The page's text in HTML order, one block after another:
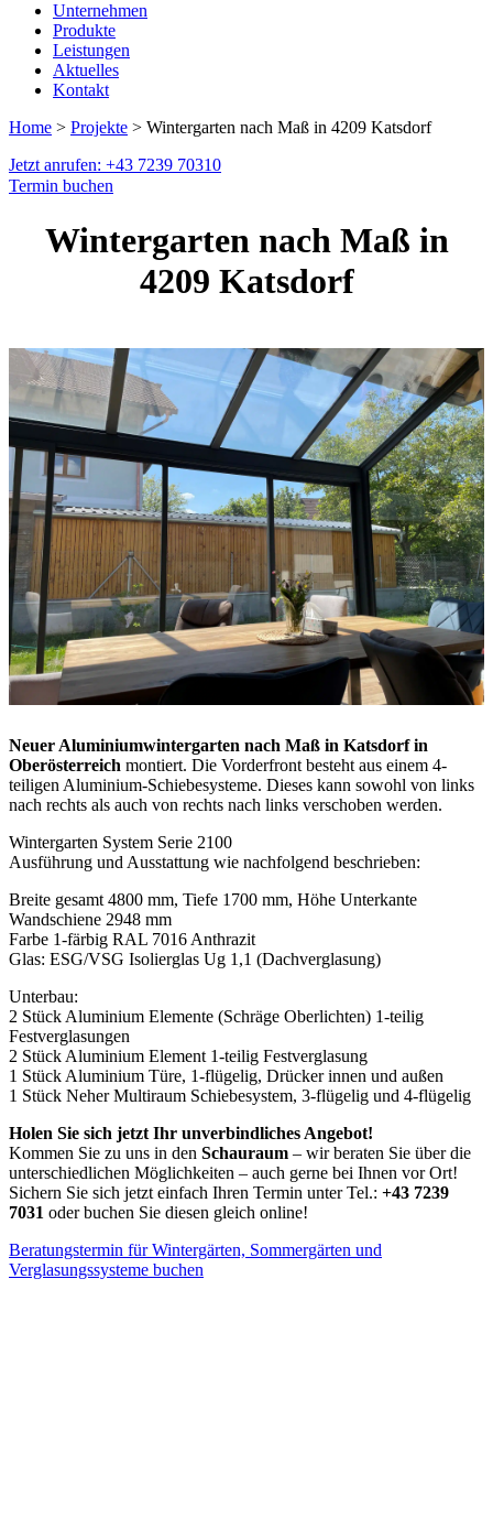
Unternehmen
Produkte
Leistungen
Aktuelles
Kontakt
Home > Projekte > Wintergarten nach Maß in 4209 Katsdorf
Jetzt anrufen: +43 7239 70310
Termin buchen
Wintergarten nach Maß in
4209 Katsdorf
Neuer Aluminiumwintergarten nach Maß in Katsdorf in
Oberösterreich montiert. Die Vorderfront besteht aus einem 4-
teiligen Aluminium-Schiebesysteme. Dieses kann sowohl von links
nach rechts als auch von rechts nach links verschoben werden.
Wintergarten System Serie 2100
Ausführung und Ausstattung wie nachfolgend beschrieben:
Breite gesamt 4800 mm, Tiefe 1700 mm, Höhe Unterkante
Wandschiene 2948 mm
Farbe 1-färbig RAL 7016 Anthrazit
Glas: ESG/VSG Isolierglas Ug 1,1 (Dachverglasung)
Unterbau:
2 Stück Aluminium Elemente (Schräge Oberlichten) 1-teilig
Festverglasungen
2 Stück Aluminium Element 1-teilig Festverglasung
1 Stück Aluminium Türe, 1-flügelig, Drücker innen und außen
1 Stück Neher Multiraum Schiebesystem, 3-flügelig und 4-flügelig
Holen Sie sich jetzt Ihr unverbindliches Angebot!
Kommen Sie zu uns in den Schauraum – wir beraten Sie über die
unterschiedlichen Möglichkeiten – auch gerne bei Ihnen vor Ort!
Sichern Sie sich jetzt einfach Ihren Termin unter Tel.: +43 7239
7031 oder buchen Sie diesen gleich online!
Beratungstermin für Wintergärten, Sommergärten und
Verglasungssysteme buchen